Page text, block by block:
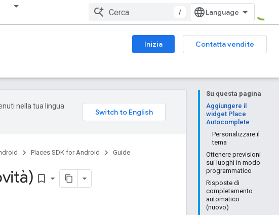
/
Inizia
Contatta vendite
Su questa pagina
Aggiungere il
widget Place
Autocomplete
Personalizzare il
tema
Ottenere previsioni
sui luoghi in modo
programmatico
Risposte di
completamento
automatico
(nuovo)
nella tua lingua
Places SDK for Android Guide
bookmark_border